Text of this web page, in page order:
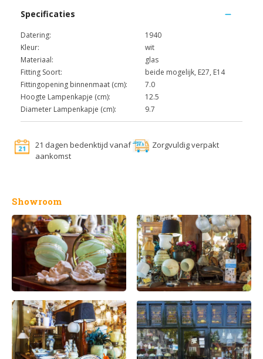
Specificaties
Datering:
1940
Kleur:
wit
Materiaal:
glas
Fitting Soort:
beide mogelijk, E27, E14
Fittingopening binnenmaat (cm):
7.0
Hoogte Lampenkapje (cm):
12.5
Diameter Lampenkapje (cm):
9.7
21 dagen bedenktijd vanaf
aankomst
Zorgvuldig verpakt
Showroom